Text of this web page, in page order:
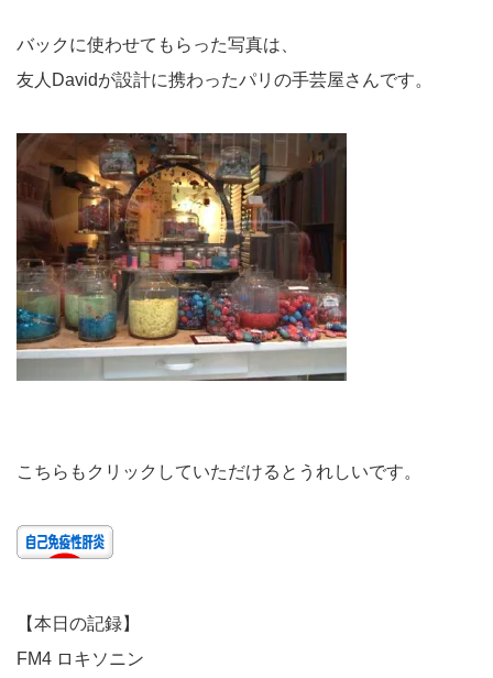
バックに使わせてもらった写真は、
友人Davidが設計に携わったパリの手芸屋さんです。
こちらもクリックしていただけるとうれしいです。
【本日の記録】
FM4 ロキソニン